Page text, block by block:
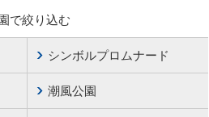
で絞り込む
シンボルプロムナード
潮風公園